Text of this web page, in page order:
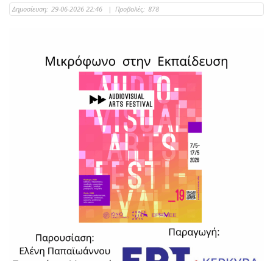
Δημοσίευση: 29-06-2026 22:46 | Προβολές: 878